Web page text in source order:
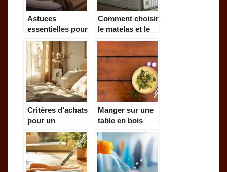
Astuces
essentielles pour
bien choisir
votre matelas
Comment choisir
le matelas et le
sommier parfaits
pour un sommeil
réparateur
Critères d’achats
pour un
ensemble de
literie alliant
confort et qualité
Manger sur une
table en bois
sans nappe : une
experience
unique